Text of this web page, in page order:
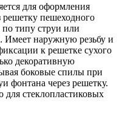
для оформления
решетку пешеходного
типу струи или
Имеет наружную резьбу и
к решетке сухого
декоративную
боковые спилы при
фонтана через решетку.
для стеклопластиковых